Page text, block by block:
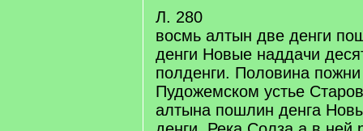
Л. 280
восмь алтын две денги
денги Новые наддачи
полденги. Половина
Пудожемском устье
алтына пошлин денга